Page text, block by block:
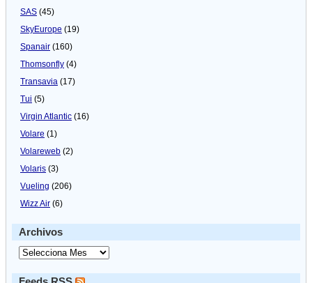
SAS (45)
SkyEurope (19)
Spanair (160)
Thomsonfly (4)
Transavia (17)
Tui (5)
Virgin Atlantic (16)
Volare (1)
Volareweb (2)
Volaris (3)
Vueling (206)
Wizz Air (6)
Archivos